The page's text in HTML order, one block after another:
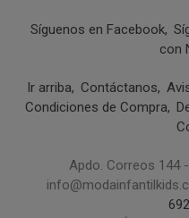
Síguenos en Facebook
con
Ir arriba Contáctanos
Condiciones de Compra
Apdo. Correos 144